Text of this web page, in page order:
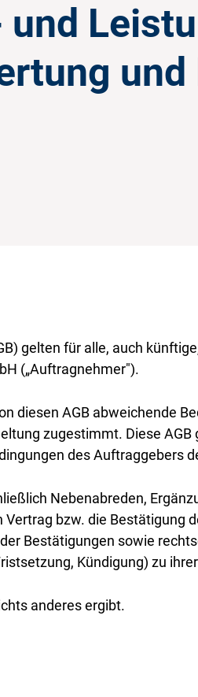
gelten für alle, auch
(„Auftragnehmer").
diesen AGB abweichende
zugestimmt. Diese
des Auftraggebers
Nebenabreden,
bzw. die
Bestätigungen sowie
Kündigung) zu
anderes ergibt.